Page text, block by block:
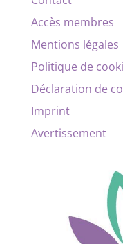
Accès membres
Mentions légales
Politique de
Déclaration de
Imprint
Avertissement